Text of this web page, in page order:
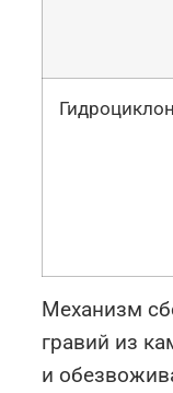
Гидроциклон
Механизм
гравий из
и